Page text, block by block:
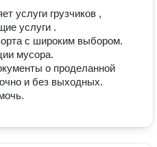
услуги грузчиков ,
услуги .
с широким выбором.
мусора.
о проделанной
и без выходных.